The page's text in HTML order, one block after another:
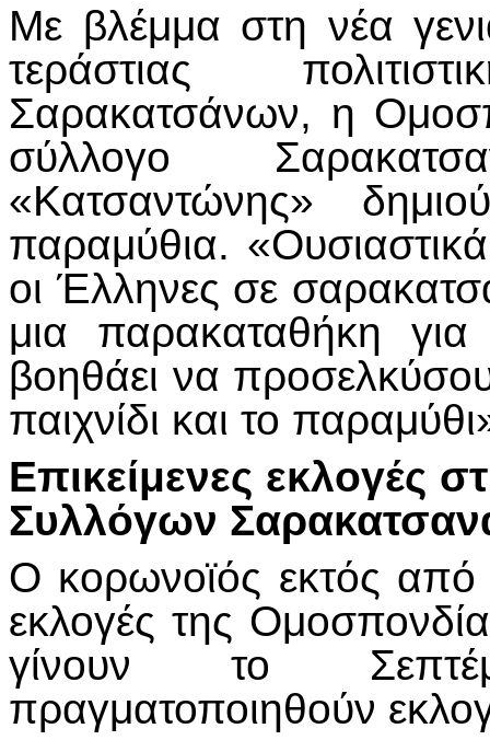
Με βλέμμα στη νέα
τεράστιας
Σαρακατσάνων, η
σύλλογο
«Κατσαντώνης»
παραμύθια.
οι Έλληνες σε
μια παρακαταθήκη
βοηθάει να
παιχνίδι και το
Επικείμενες εκλογές
Συλλόγων
Ο κορωνοϊός εκτός από
εκλογές της
γίνουν το
πραγματοποιηθούν